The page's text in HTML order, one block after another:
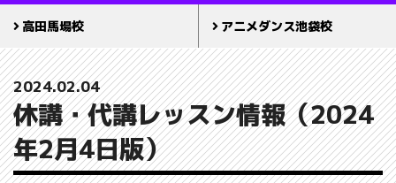
高田馬場校 アニメダンス池袋校
2024.02.04
休講・代講レッスン情報（2024
年2月4日版）